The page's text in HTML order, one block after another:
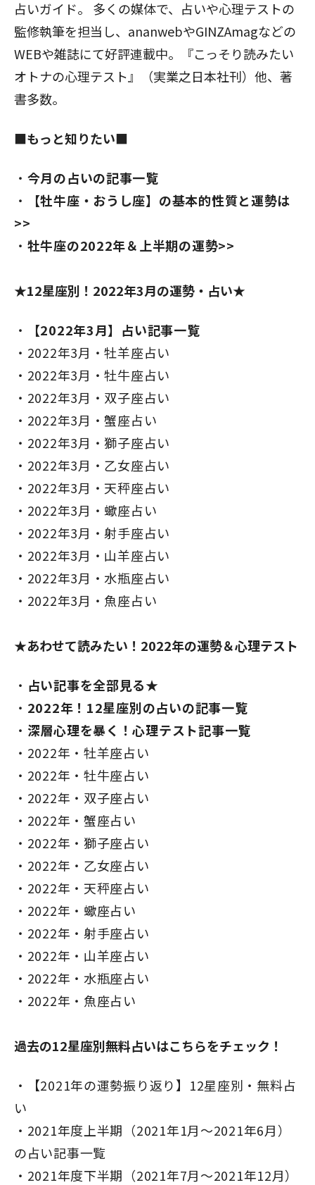
占いガイド。 多くの媒体で、占いや心理テストの
監修執筆を担当し、ananwebやGINZAmagなどの
WEBや雑誌にて好評連載中。『こっそり読みたい
オトナの心理テスト』（実業之日本社刊）他、著
書多数。
■もっと知りたい■
今月の占いの記事一覧
【牡牛座・おうし座】の基本的性質と運勢は
>>
牡牛座の2022年＆上半期の運勢>>
★12星座別！2022年3月の運勢・占い★
【2022年3月】占い記事一覧
2022年3月・牡羊座占い
2022年3月・牡牛座占い
2022年3月・双子座占い
2022年3月・蟹座占い
2022年3月・獅子座占い
2022年3月・乙女座占い
2022年3月・天秤座占い
2022年3月・蠍座占い
2022年3月・射手座占い
2022年3月・山羊座占い
2022年3月・水瓶座占い
2022年3月・魚座占い
★あわせて読みたい！2022年の運勢＆心理テスト
占い記事を全部見る★
2022年！12星座別の占いの記事一覧
深層心理を暴く！心理テスト記事一覧
2022年・牡羊座占い
2022年・牡牛座占い
2022年・双子座占い
2022年・蟹座占い
2022年・獅子座占い
2022年・乙女座占い
2022年・天秤座占い
2022年・蠍座占い
2022年・射手座占い
2022年・山羊座占い
2022年・水瓶座占い
2022年・魚座占い
過去の12星座別無料占いはこちらをチェック！
【2021年の運勢振り返り】12星座別・無料占
い
2021年度上半期（2021年1月～2021年6月）
の占い記事一覧
2021年度下半期（2021年7月～2021年12月）